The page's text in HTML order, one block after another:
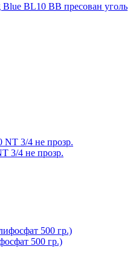
3/4 не прозр.
500 гр.)